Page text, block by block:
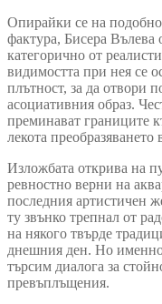
Опирайки се на
фактура, Бисера Вълева
категорично от
видимостта при нея се
плътност, за да отвори
асоциативния образ.
преминават границите
лекота преобразяването
Изложбата открива на
ревностно верни на
последния артистичен
ту звънко трепнал от
на някого твърде
днешния ден. Но
търсим диалога за
превъплъщения.